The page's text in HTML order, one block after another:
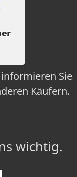
Sie
Käufern.
wichtig.